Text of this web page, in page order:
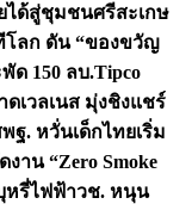
ได้สู่ชุมชนศรีสะเกษ
โลก ดัน “ของขวัญ
ด 150 ลบ.Tipco
ดเวลเนส มุ่งชิงแชร์
ฐ. หวั่นเด็กไทยเริ่ม
าน “Zero Smoke
หรี่ไฟฟ้าวช. หนุน